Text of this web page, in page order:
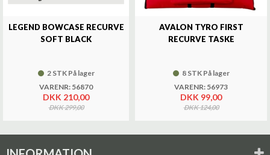
LEGEND BOWCASE RECURVE
SOFT BLACK
2 STK På lager
VARENR: 56870
DKK 210,00
DKK 299,00
AVALON TYRO FIRST
RECURVE TASKE
8 STK På lager
VARENR: 56973
DKK 99,00
DKK 124,00